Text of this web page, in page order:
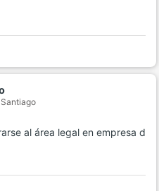
Santiago
al área legal en empresa d